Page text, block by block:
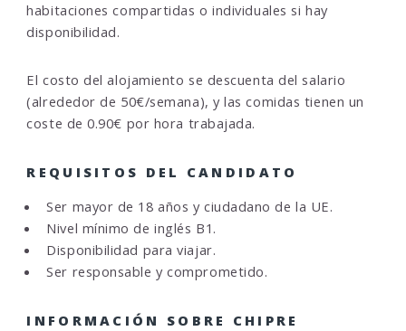
habitaciones compartidas o individuales si hay
disponibilidad.
El costo del alojamiento se descuenta del salario
(alrededor de 50€/semana), y las comidas tienen un
coste de 0.90€ por hora trabajada.
REQUISITOS DEL CANDIDATO
Ser mayor de 18 años y ciudadano de la UE.
Nivel mínimo de inglés B1.
Disponibilidad para viajar.
Ser responsable y comprometido.
INFORMACIÓN SOBRE CHIPRE